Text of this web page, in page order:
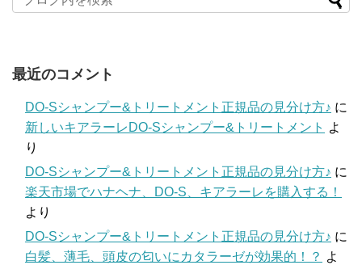
最近のコメント
DO-Sシャンプー&トリートメント正規品の見分け方♪ に
新しいキアラーレDO-Sシャンプー&トリートメント よ
り
DO-Sシャンプー&トリートメント正規品の見分け方♪ に
楽天市場でハナヘナ、DO-S、キアラーレを購入する！
より
DO-Sシャンプー&トリートメント正規品の見分け方♪ に
白髪、薄毛、頭皮の匂いにカタラーゼが効果的！？ よ